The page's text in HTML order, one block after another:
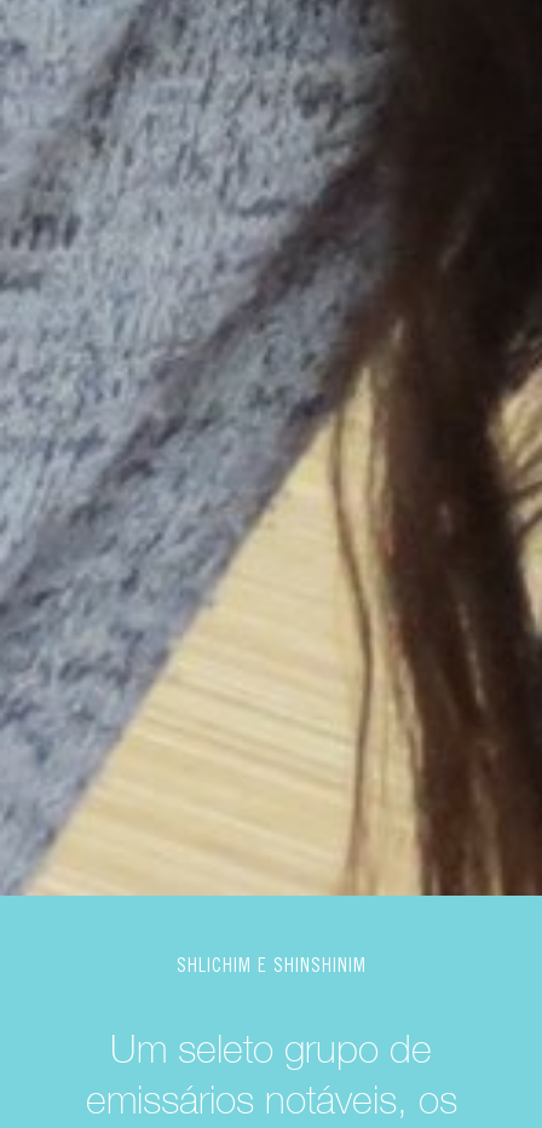
SHLICHIM E SHINSHINIM
Um seleto grupo de
emissários notáveis, os